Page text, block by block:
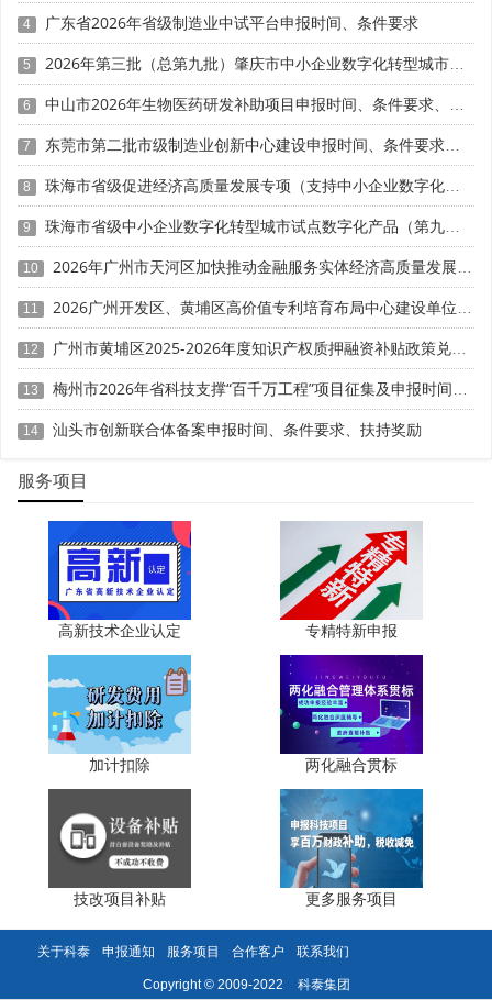
对于设站企业而言，要充分发挥博士工作站在产学研合
作中的作用，需要把握以下要点。
首先是精准凝练合作课题。设站单位应立足自身主业发
展需求，聚焦行业关键技术难题，筛选出具有前瞻性、战略
性的研究课题作为博士后研究项目。课题既要有一定的学术
难度，能够吸引优秀博士毕业生参与，又要有明确的产业应
用前景，能够解决企业实际技术问题。
其次是优选合作高校与流动站。设站单位应优先选择与
自身技术领域契合度高、科研实力强、博士后培养经验丰富
的重点高校建立合作关系。在合作过程中，要主动对接高校
导师团队，建立常态化的沟通协调机制，共同制定博士后培
养方案和科研工作计划。
第三是健全联合培养机制。设站单位应为博士后提供良
器、图书资料等，同时指定企业导师参与博士后指导工作。
验，能够为博士后提供工程技术方面的指导。
三、技术攻关：聚焦产业核心技术的突破
(一)博士后成为企业技术攻关生力军
博士后在站工作时间一般为2至4年，这一时间跨度恰好
适合开展有一定难度和周期的技术攻关研究。与企业自有研
发人员相比，博士后在学术视野、创新思维、专业知识等方
面往往更具优势，能够为企业带来新鲜的研究视角和技术路
线。
根据我省近年来的实践数据，博士后研究项目与企业技
术需求的匹配度直接影响技术攻关的成效。凡是技术攻关取
得显著成效的设站单位，其博士后研究课题无不紧扣企业发
级或工艺改进。
(二)提升技术攻关效能的关键
4 广东省2026年省级制造业中试平台申报时间、条件要求
5 2026年第三批（总第九批）肇庆市中小企业数字化转型城市试点数字化改造项目申报时间、条件要求、补助奖励
6 中山市2026年生物医药研发补助项目申报时间、条件要求、奖励标准
7 东莞市第二批市级制造业创新中心建设申报时间、条件要求、扶持奖励
8 珠海市省级促进经济高质量发展专项（支持中小企业数字化转型）“小快轻准”数字化转型项目（第十一批）入库储备申报时间、条件要求、补助奖励
9 珠海市省级中小企业数字化转型城市试点数字化产品（第九批）征集申报时间、条件要求
10 2026年广州市天河区加快推动金融服务实体经济高质量发展（支持企业利用知识产权融资）政策兑现申报时间、条件要求、扶持奖励
11 2026广州开发区、黄埔区高价值专利培育布局中心建设单位申报时间、条件要求、扶持奖励
12 广州市黄埔区2025-2026年度知识产权质押融资补贴政策兑现申报时间、条件要求、资助奖励
13 梅州市2026年省科技支撑“百千万工程”项目征集及申报时间、条件要求、资助奖励
14 汕头市创新联合体备案申报时间、条件要求、扶持奖励
服务项目
高新技术企业认定 专精特新申报
加计扣除 两化融合贯标
技改项目补贴 更多服务项目
关于科泰 申报通知 服务项目 合作客户 联系我们
Copyright © 2009-2022 科泰集团